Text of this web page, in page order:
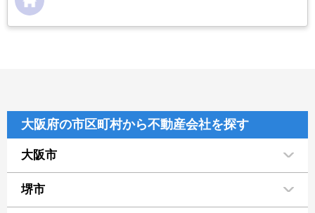
大阪府の市区町村から不動産会社を探す
大阪市
堺市